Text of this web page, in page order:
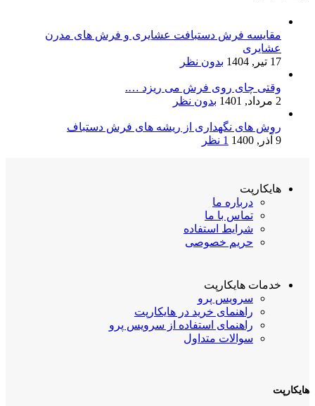
مقایسه فرش دستبافت عشایری و فرش های مدرن
عشایری
17 تیر, 1404
بدون نظر
وقتی چای روی فرش می ریزد ….
2 مرداد, 1401
بدون نظر
روش های نگهداری از ریشه های فرش دستباف
9 آذر, 1400
1 نظر
هایکارپت
درباره ما
تماس با ما
شرایط استفاده
حریم خصوصی
خدمات هایکارپت
سرویس پرو
راهنمای خرید در هایکارپت
راهنمای استفاده از سرویس پرو
سوالات متداول
هایکارپت